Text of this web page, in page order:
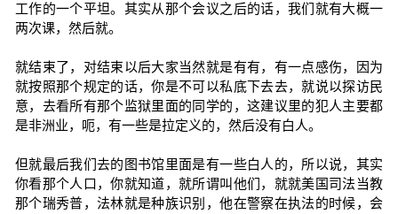
工作的一个平坦。其实从那个会议之后的话，我们就有大概一
两次课，然后就。
就结束了，对结束以后大家当然就是有有，有一点感伤，因为
就按照那个规定的话，你是不可以私底下去去，就说以探访民
意，去看所有那个监狱里面的同学的，这建议里的犯人主要都
是非洲业，呃，有一些是拉定义的，然后没有白人。
但就最后我们去的图书馆里面是有一些白人的，所以说，其实
你看那个人口，你就知道，就所谓叫他们，就就美国司法当教
那个瑞秀普，法林就是种族识别，他在警察在执法的时候，会